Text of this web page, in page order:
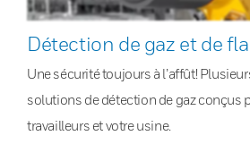
Détection de gaz et de
Une sécurité toujours à l’affût!
solutions de détection de gaz conçus
travailleurs et votre usine.